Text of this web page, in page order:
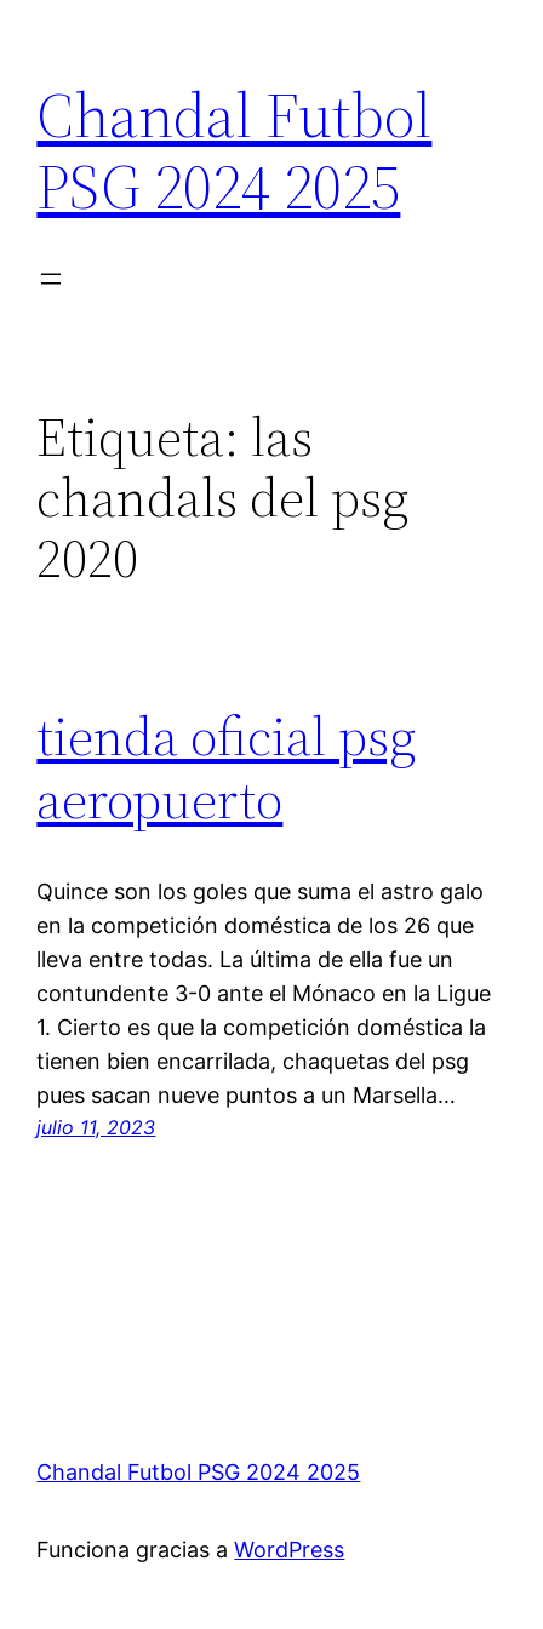
contenido
Chandal Futbol
PSG 2024 2025
Etiqueta: las
chandals del psg
2020
tienda oficial psg
aeropuerto
Quince son los goles que suma el astro galo
en la competición doméstica de los 26 que
lleva entre todas. La última de ella fue un
contundente 3-0 ante el Mónaco en la Ligue
1. Cierto es que la competición doméstica la
tienen bien encarrilada, chaquetas del psg
pues sacan nueve puntos a un Marsella…
julio 11, 2023
Chandal Futbol PSG 2024 2025
Funciona gracias aWordPress